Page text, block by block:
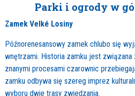
Parki i ogrody w
Zamek Velké Losiny
Późnorenesansowy zamek chlubo się
wnętrzami. Historia zamku jest związana
znanymi procesami czarownic
zamku odbywa się szereg imprez
wyboru dwie trasy zwiedzania.